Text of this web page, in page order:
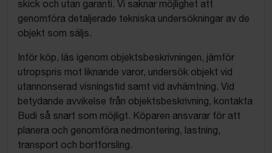
skick och utan garanti. Vi saknar möjlighet att
genomföra detaljerade tekniska undersökningar av de
objekt som säljs.
Inför köp, läs igenom objektsbeskrivningen, jämför
utropspris mot liknande varor, undersök objekt vid
utannonserad visningstid samt vid avhämtning. Vid
betydande avvikelse från objektsbeskrivning, kontakta
Budi så snart som möjligt. Köparen ansvarar för att
planera och genomföra nedmontering, lastning,
transport och bortforsling.